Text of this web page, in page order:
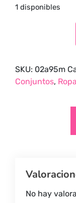
1 disponibles
SKU: 02a95m
Conjuntos,
No hay